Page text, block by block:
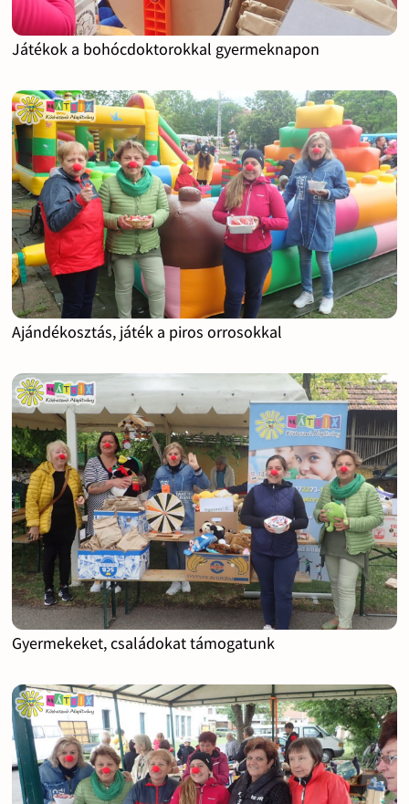
Játékok a bohócdoktorokkal gyermeknapon
Ajándékosztás, játék a piros orrosokkal
Gyermekeket, családokat támogatunk